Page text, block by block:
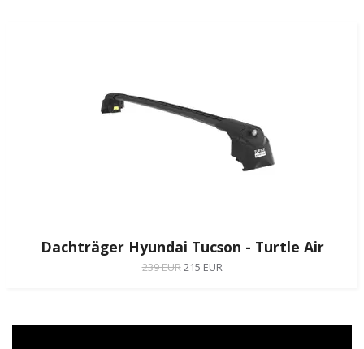
Dachträger Hyundai Tucson - Turtle Air
239 EUR215 EUR